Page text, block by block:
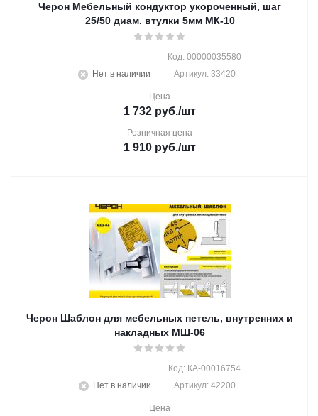
Черон Мебельный кондуктор укороченный, шаг
25/50 диам. втулки 5мм МК-10
Нет в наличии
Код: 00000035580
Артикул: 33420
Цена
1 732 руб./шт
Розничная цена
1 910 руб./шт
Черон Шаблон для мебельных петель, внутренних и
накладных МШ-06
Нет в наличии
Код: КА-00016754
Артикул: 42200
Цена